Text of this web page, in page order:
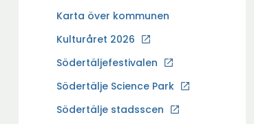
y
t
f
ö
n
a
y
t
Karta över kommunen
Kulturåret 2026
Södertäljefestivalen
Södertälje Science Park
Ö
p
Södertälje stadsscen